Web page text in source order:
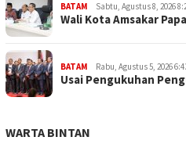
BATAM Sabtu, Agustus 8, 2026
Wali Kota Amsakar
BATAM Rabu, Agustus 5, 2026
Usai Pengukuhan
WARTA BINTAN